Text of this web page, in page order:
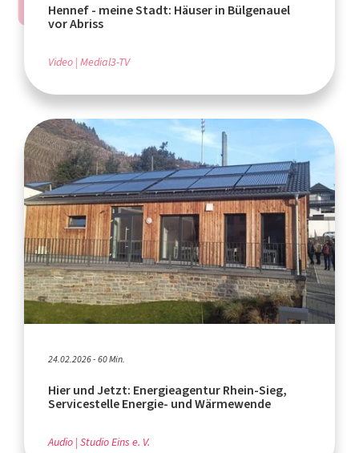
Hennef - meine Stadt: Häuser in Bülgenauel
vor Abriss
Video Medial3-TV
24.02.2026 - 60 Min.
Hier und Jetzt: Energieagentur Rhein-Sieg,
Servicestelle Energie- und Wärmewende
Audio Studio Eins e. V.